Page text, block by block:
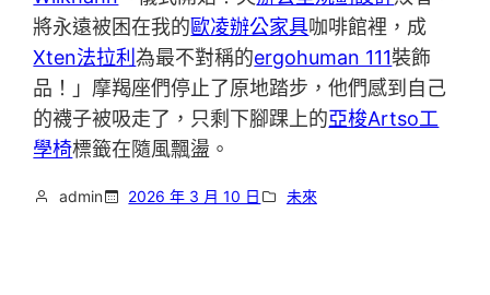
將永遠被困在我的歐凌辦公家具咖啡館裡，成
Xten法拉利為最不對稱的ergohuman 111裝飾
品！」摩羯座們停止了原地踏步，他們感到自己
的襪子被吸走了，只剩下腳踝上的亞梭Artso工
學椅標籤在隨風飄盪。
admin 2026 年 3 月 10 日 未來